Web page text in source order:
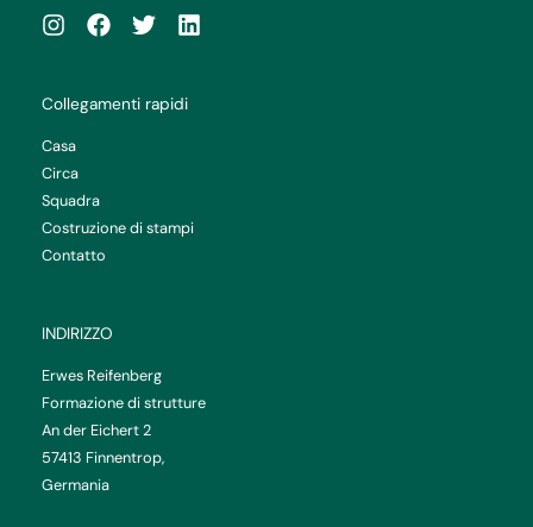
Collegamenti rapidi
Casa
Circa
Squadra
Costruzione di stampi
Contatto
INDIRIZZO
Erwes Reifenberg
Formazione di strutture
An der Eichert 2
57413 Finnentrop,
Germania